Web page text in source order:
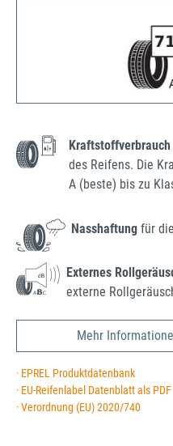
Kraftstoffverbrauch
des Reifens. Die
A (beste) bis zu
Nasshaftung für
Externes
externe
Mehr
· EPREL Produktdatenbank
· EU-Reifenlabel Datenblatt als PDF
· Verordnung (EU) 2020/740